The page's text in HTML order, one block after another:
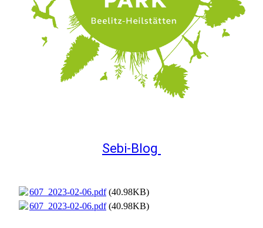
Sebi-Blog
607_2023-02-06.pdf(40.98KB)
607_2023-02-06.pdf(40.98KB)